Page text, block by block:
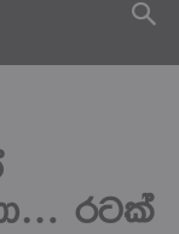
රටක්